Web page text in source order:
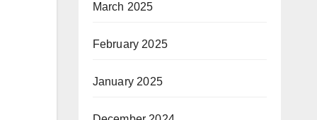
March 2025
February 2025
January 2025